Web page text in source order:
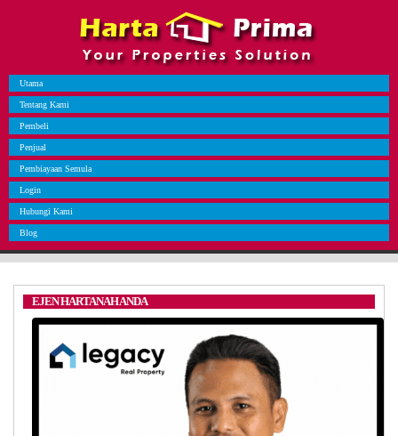
Utama
Tentang Kami
Pembeli
Penjual
Pembiayaan Semula
Login
Hubungi Kami
Blog
EJEN HARTANAH ANDA